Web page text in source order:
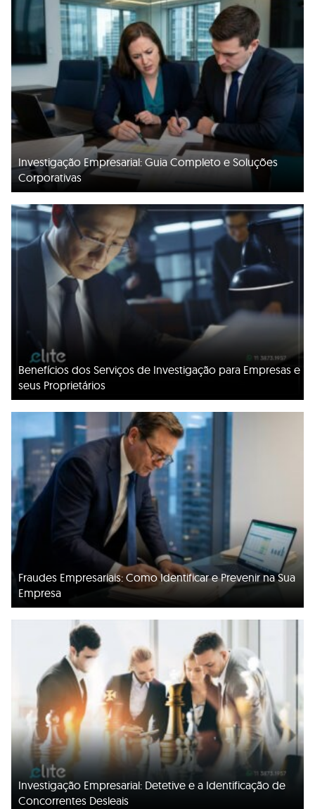
Investigação Empresarial: Guia Completo e Soluções
Corporativas
Benefícios dos Serviços de Investigação para Empresas e
seus Proprietários
Fraudes Empresariais: Como Identificar e Prevenir na Sua
Empresa
Investigação Empresarial: Detetive e a Identificação de
Concorrentes Desleais